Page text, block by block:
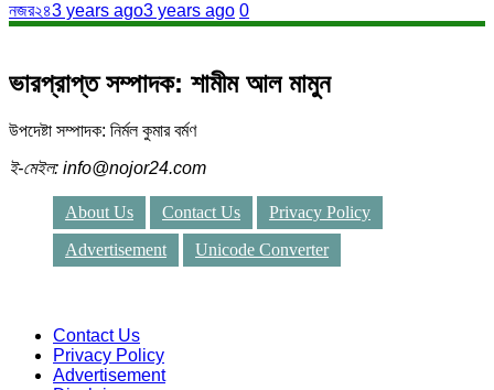
নজর২৪3 years ago3 years ago 0
ভারপ্রাপ্ত সম্পাদক: শামীম আল মামুন
উপদেষ্টা সম্পাদক: নির্মল কুমার বর্মণ
ই-মেইল: info@nojor24.com
About Us Contact Us
Privacy Policy
Advertisement
Unicode Converter
Contact Us
Privacy Policy
Advertisement